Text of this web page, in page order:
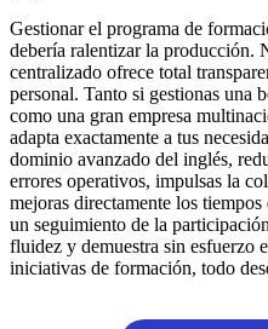
Gestionar el programa de
debería ralentizar la producción.
centralizado ofrece total
personal. Tanto si gestionas una
como una gran empresa
adapta exactamente a tus
dominio avanzado del inglés,
errores operativos, impulsas la
mejoras directamente los
un seguimiento de la
fluidez y demuestra sin esfuerzo
iniciativas de formación, todo